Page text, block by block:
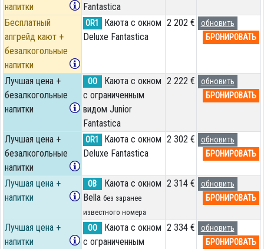
напитки
Fantastica
Бесплатный
апгрейд кают +
безалкогольные
напитки
OR1
Каюта с окном
Deluxe Fantastica
2 202 €
обновить
БРОНИРОВАТЬ
Лучшая цена +
безалкогольные
напитки
OO
Каюта с окном
с ограниченным
видом Junior
Fantastica
2 222 €
обновить
БРОНИРОВАТЬ
Лучшая цена +
безалкогольные
напитки
OR1
Каюта с окном
Deluxe Fantastica
2 302 €
обновить
БРОНИРОВАТЬ
Лучшая цена +
напитки
OB
Каюта с окном
Bella без заранее
известного номера
2 314 €
обновить
БРОНИРОВАТЬ
Лучшая цена +
напитки
OO
Каюта с окном
с ограниченным
2 334 €
обновить
БРОНИРОВАТЬ